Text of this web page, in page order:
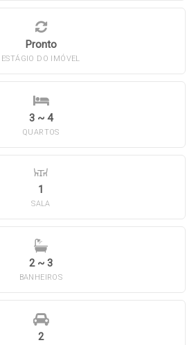
Pronto
ESTÁGIO DO IMÓVEL
3 ~ 4
QUARTOS
1
SALA
2 ~ 3
BANHEIROS
2